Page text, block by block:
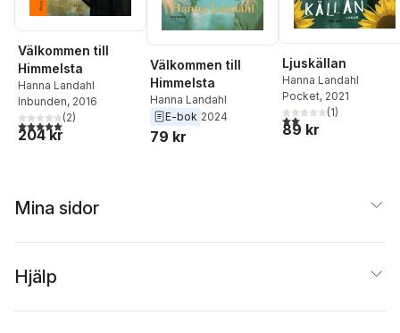
Välkommen till
Himmelsta
Hanna Landahl
Inbunden, 2016
5,0utav 5 stjärnor. Totalt antal röster:
(2)
204 kr
Välkommen till
Himmelsta
Hanna Landahl
E-bok 2024
79 kr
Ljuskällan
Hanna Landahl
Pocket, 2021
2,0utav 5 stjärnor.
(1)
89 kr
Mina sidor
Hjälp